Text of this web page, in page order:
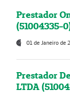
Prestador
(51004335-
01 de Janeiro de
Prestador
LTDA